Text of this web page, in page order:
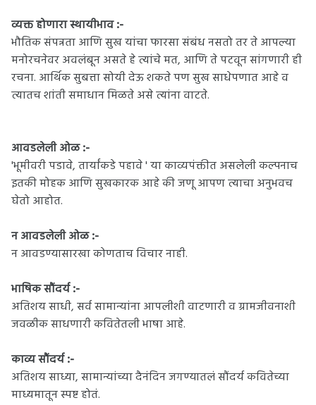
व्यक्त होणारा स्थायीभाव:-
भौतिक संपन्नता आणि सुख यांचा फारसा संबंध नसतो तर ते आपल्या
मनोरचनेवर अवलंबून असते हे त्यांचे मत, आणि ते पटवून सांगणारी ही
रचना. आर्थिक सुबत्ता सोयी देऊ शकते पण सुख साधेपणात आहे व
त्यातच शांती समाधान मिळते असे त्यांना वाटते.
आवडलेली ओळ:-
'भूमीवरी पडावे, तार्यांकडे पहावे ' या काव्यपंक्तीत असलेली कल्पनाच
इतकी मोहक आणि सुखकारक आहे की जणू आपण त्याचा अनुभवच
घेतो आहोत.
न आवडलेली ओळ:-
न आवडण्यासारखा कोणताच विचार नाही.
भाषिक सौंदर्य:-
अतिशय साधी, सर्व सामान्यांना आपलीशी वाटणारी व ग्रामजीवनाशी
जवळीक साधणारी कवितेतली भाषा आहे.
काव्य सौंदर्य:-
अतिशय साध्या, सामान्यांच्या दैनंदिन जगण्यातलं सौंदर्य कवितेच्या
माध्यमातून स्पष्ट होतं.